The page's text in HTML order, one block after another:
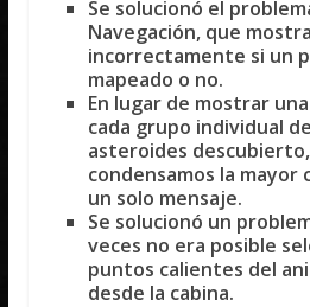
Se solucionó el
Navegación, que
incorrectamente si un
mapeado o no.
En lugar de mostrar
cada grupo individual
asteroides
condensamos la mayor
un solo mensaje.
Se solucionó un
veces no era posible
puntos calientes del
desde la cabina.